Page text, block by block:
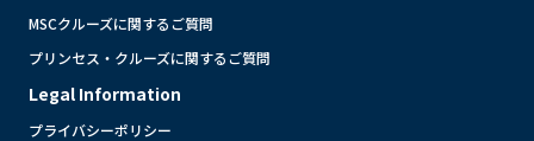
MSCクルーズに関するご質問
プリンセス・クルーズに関するご質問
Legal Information
プライバシーポリシー